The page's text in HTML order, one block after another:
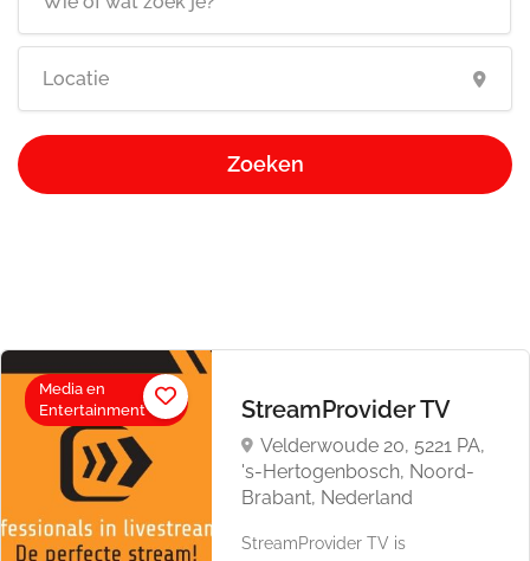
Zoeken
Media en
Entertainment
StreamProvider TV
Velderwoude 20, 5221 PA,
's-Hertogenbosch, Noord-
Brabant, Nederland
StreamProvider TV is